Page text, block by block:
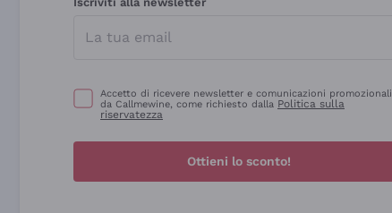
Accetto di ricevere newsletter e comunicazioni promozionali
da Callmewine, come richiesto dalla Politica sulla
riservatezza
Ottieni lo sconto!